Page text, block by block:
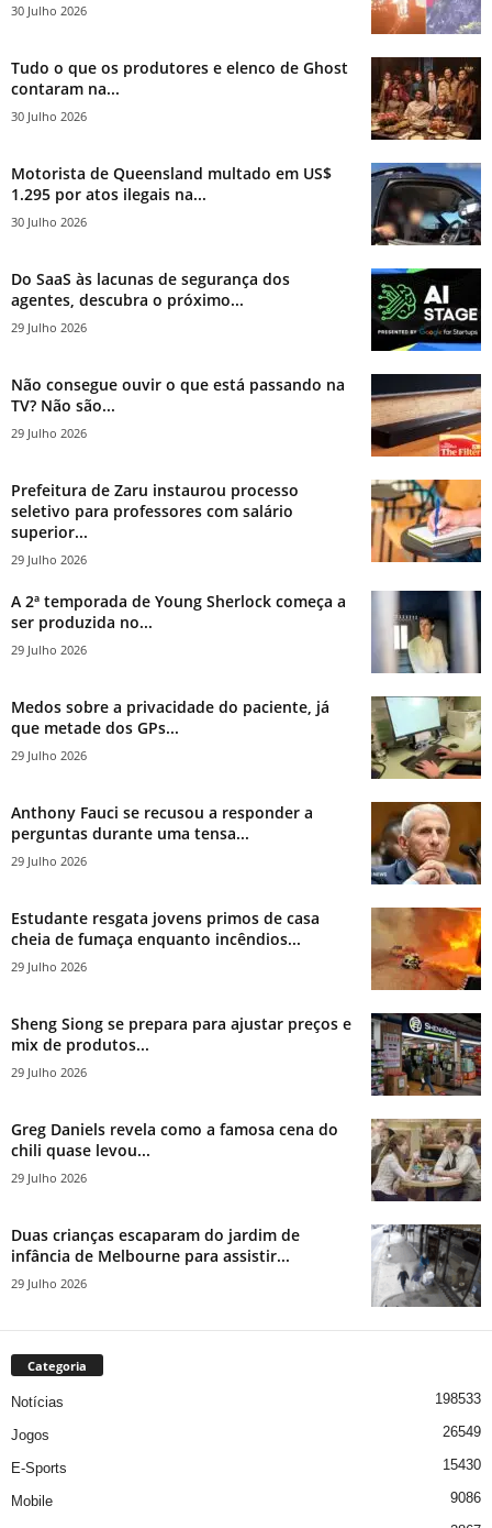
30 Julho 2026
Tudo o que os produtores e elenco de Ghost
contaram na...
30 Julho 2026
Motorista de Queensland multado em US$
1.295 por atos ilegais na...
30 Julho 2026
Do SaaS às lacunas de segurança dos
agentes, descubra o próximo...
29 Julho 2026
Não consegue ouvir o que está passando na
TV? Não são...
29 Julho 2026
Prefeitura de Zaru instaurou processo
seletivo para professores com salário
superior...
29 Julho 2026
A 2ª temporada de Young Sherlock começa a
ser produzida no...
29 Julho 2026
Medos sobre a privacidade do paciente, já
que metade dos GPs...
29 Julho 2026
Anthony Fauci se recusou a responder a
perguntas durante uma tensa...
29 Julho 2026
Estudante resgata jovens primos de casa
cheia de fumaça enquanto incêndios...
29 Julho 2026
Sheng Siong se prepara para ajustar preços e
mix de produtos...
29 Julho 2026
Greg Daniels revela como a famosa cena do
chili quase levou...
29 Julho 2026
Duas crianças escaparam do jardim de
infância de Melbourne para assistir...
29 Julho 2026
Categoria
Notícias 198533
Jogos 26549
E-Sports 15430
Mobile 9086